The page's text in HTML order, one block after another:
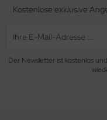
Kostenlose exklusive
Der Newsletter ist kostenlos